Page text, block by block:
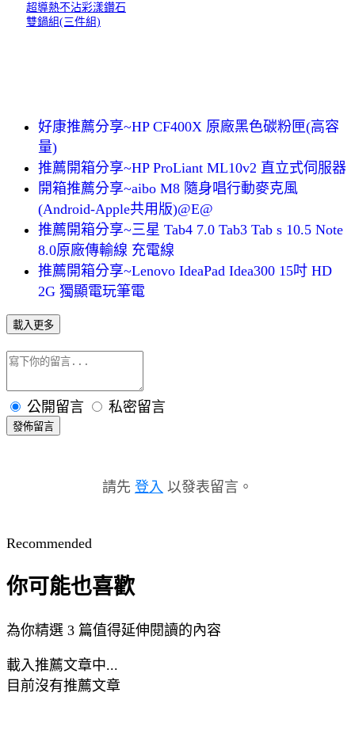
超導熱不沾彩漾鑽石
雙鍋組(三件組)
好康推薦分享~HP CF400X 原廠黑色碳粉匣(高容
量)
推薦開箱分享~HP ProLiant ML10v2 直立式伺服器
開箱推薦分享~aibo M8 隨身唱行動麥克風
(Android-Apple共用版)@E@
推薦開箱分享~三星 Tab4 7.0 Tab3 Tab s 10.5 Note
8.0原廠傳輸線 充電線
推薦開箱分享~Lenovo IdeaPad Idea300 15吋 HD
2G 獨顯電玩筆電
載入更多
公開留言 私密留言
發佈留言
請先 登入 以發表留言。
Recommended
你可能也喜歡
為你精選 3 篇值得延伸閱讀的內容
載入推薦文章中...
目前沒有推薦文章